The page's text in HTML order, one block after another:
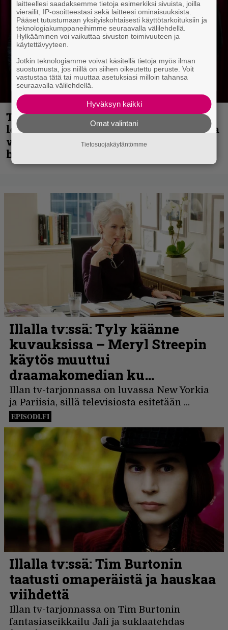
Thrash ’n’ roll -yhtye Madred ryydittää
levyjulkaisua keikkareissulla kuvatulla
videolla – ”Oltiin pakussa kusihädässä
helvetin väsyneenä…”
laitteellesi saadaksemme tietoja esimerkiksi sivuista, joilla
vierailit, IP-osoitteestasi sekä laitteesi ominaisuuksista.
Pääset tutustumaan yksityiskohtaisesti käyttötarkoituksiin ja
teknologiakumppaneihimme seuraavalla välilehdellä.
Hylkääminen voi vaikuttaa sivuston toimivuuteen ja
käytettävyyteen.
Jotkin teknologiamme voivat käsitellä tietoja myös ilman
suostumusta, jos niillä on siihen oikeutettu peruste. Voit
vastustaa tätä tai muuttaa asetuksiasi milloin tahansa
seuraavalla välilehdellä.
Hyväksyn kaikki
Omat valintani
Tietosuojakäytäntömme